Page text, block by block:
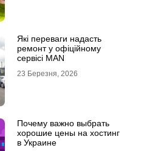
Які переваги надасть
ремонт у офіційному
сервісі MAN
23 Березня, 2026
Почему важно выбрать
хорошие цены на хостинг
в Украине